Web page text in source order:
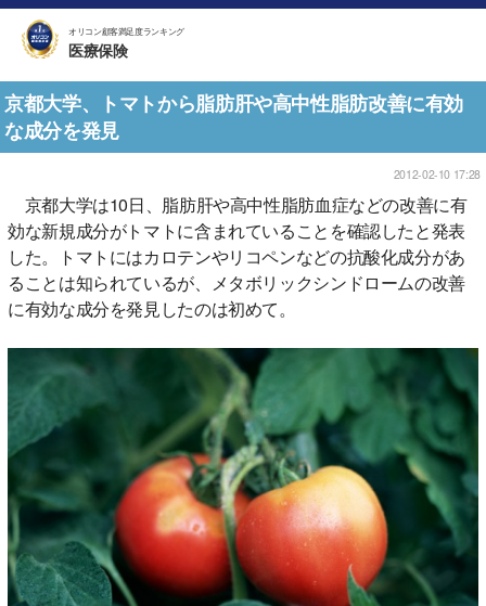
オリコン顧客満足度ランキング
医療保険
京都大学、トマトから脂肪肝や高中性脂肪改善に有効
な成分を発見
2012-02-10 17:28
京都大学は10日、脂肪肝や高中性脂肪血症などの改善に有
効な新規成分がトマトに含まれていることを確認したと発表
した。トマトにはカロテンやリコペンなどの抗酸化成分があ
ることは知られているが、メタボリックシンドロームの改善
に有効な成分を発見したのは初めて。